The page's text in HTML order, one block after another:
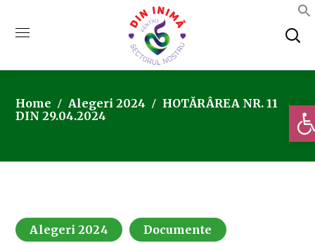
Home Alegeri 2024
HOTĂRÂREA NR. 11
DIN 29.04.2024
Alegeri 2024 Documente